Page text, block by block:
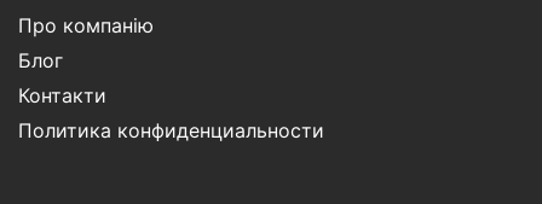
Про компанію
Блог
Контакти
Политика конфиденциальности